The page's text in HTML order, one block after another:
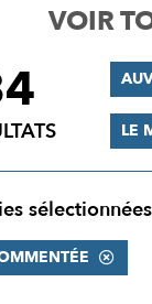
VOIR
LE